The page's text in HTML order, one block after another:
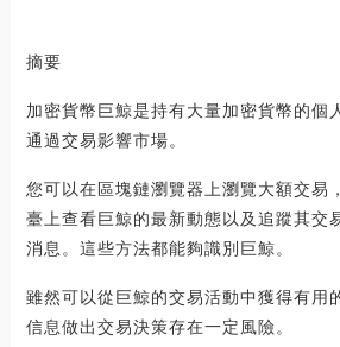
摘要
加密貨幣巨鯨是持有大量加密貨幣的個
通過交易影響市場。
您可以在區塊鏈瀏覽器上瀏覽大額交易
臺上查看巨鯨的最新動態以及追蹤其交
消息。這些方法都能夠識別巨鯨。
雖然可以從巨鯨的交易活動中獲得有用
信息做出交易決策存在一定風險。